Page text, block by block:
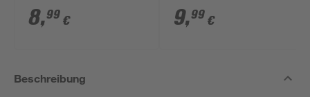
mm
8,99 €
x 40/50 mm
9,99 €
Beschreibung